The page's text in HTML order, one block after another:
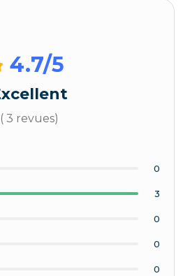
4.7/5
( 3 revues)
0
3
0
0
0